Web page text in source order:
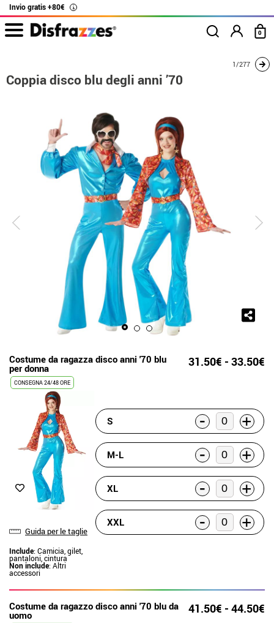
Invio gratis +80€ i
0
Coppia disco blu degli anni ’70
1/277
Coppia disco blu degli anni ’70
Costume da ragazza disco anni '70 blu
per donna 31.50€ - 33.50€
CONSEGNA 24/48 ORE
Guida per le taglie
Include: Camicia, gilet,
pantaloni, cintura
Non include: Altri
accessori
S - +
M-L - +
XL - +
XXL - +
Costume da ragazzo disco anni '70 blu da
uomo 41.50€ - 44.50€